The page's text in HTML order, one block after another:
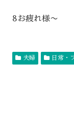
8お疲れ様〜
夫婦 日常・